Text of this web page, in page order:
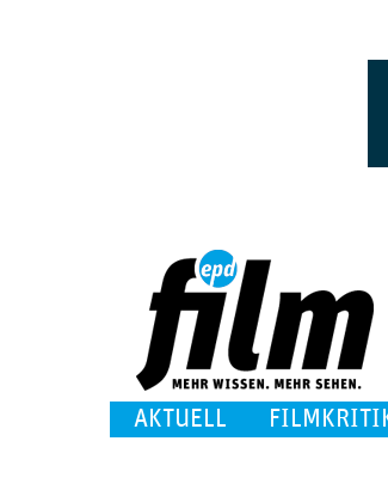
AKTUELL